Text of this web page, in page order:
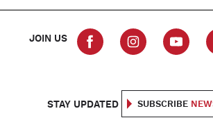
JOIN US
STAY UPDATED SUBSCRIBE